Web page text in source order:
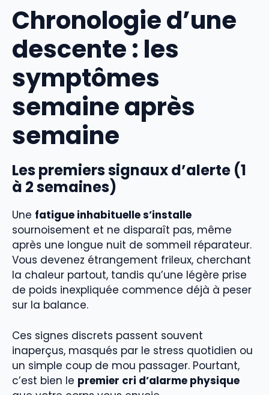
Chronologie d’une
descente : les
symptômes
semaine après
semaine
Les premiers signaux d’alerte (1
à 2 semaines)
Une fatigue inhabituelle s’installe
sournoisement et ne disparaît pas, même
après une longue nuit de sommeil réparateur.
Vous devenez étrangement frileux, cherchant
la chaleur partout, tandis qu’une légère prise
de poids inexpliquée commence déjà à peser
sur la balance.
Ces signes discrets passent souvent
inaperçus, masqués par le stress quotidien ou
un simple coup de mou passager. Pourtant,
c’est bien le premier cri d’alarme physique